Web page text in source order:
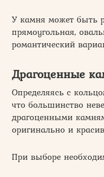
У камня может быть
прямоугольная,
романтический
Драгоценные
Определяясь с
что большинство
драгоценными
оригинально и
При выборе